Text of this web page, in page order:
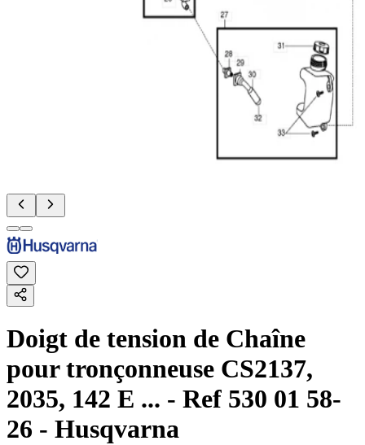
Doigt de tension de Chaîne
pour tronçonneuse CS2137,
2035, 142 E ... - Ref 530 01 58-
26 - Husqvarna